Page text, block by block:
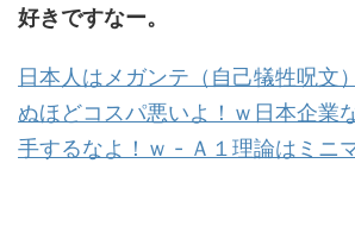
好きですなー。
日本人はメガンテ（自己犠牲呪文
ぬほどコスパ悪いよ！ｗ日本企業
手するなよ！ｗ - Ａ１理論はミニ